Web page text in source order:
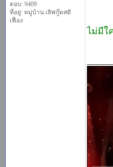
ตอบ: 9409
ที่อยู่: หมู่บ้าน เลิฟกู๊ดสติ
เฟื่อง
ไม่มีใ